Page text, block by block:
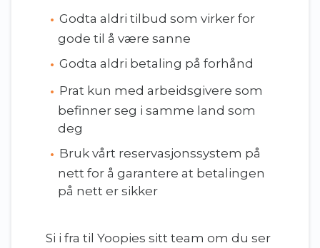
Godta aldri tilbud som virker for
gode til å være sanne
Godta aldri betaling på forhånd
Prat kun med arbeidsgivere som
befinner seg i samme land som
deg
Bruk vårt reservasjonssystem på
nett for å garantere at betalingen
på nett er sikker
Si i fra til Yoopies sitt team om du ser